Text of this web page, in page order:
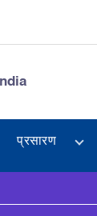
प्रसारण